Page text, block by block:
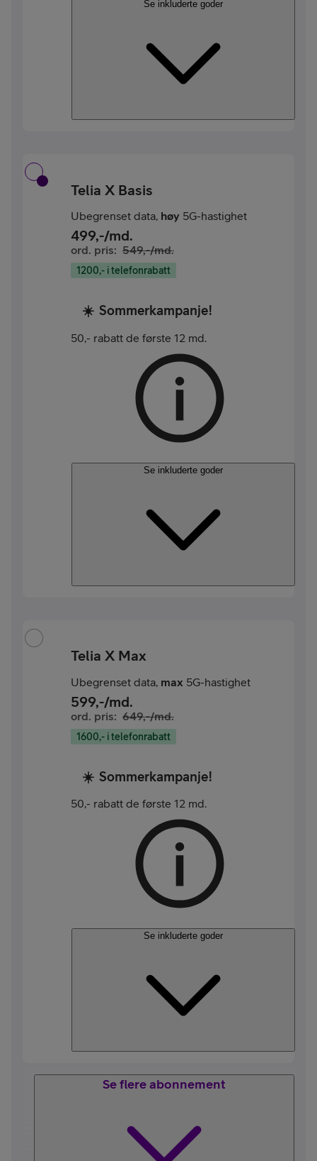
Se inkluderte goder
Telia X Basis
Ubegrenset data, høy 5G-hastighet
499,-/md.
ord. pris: 549,-/md.
1200,- i telefonrabatt
☀️ Sommerkampanje!
50,- rabatt de første 12 md.
Se inkluderte goder
Telia X Max
Ubegrenset data, max 5G-hastighet
599,-/md.
ord. pris: 649,-/md.
1600,- i telefonrabatt
☀️ Sommerkampanje!
50,- rabatt de første 12 md.
Se inkluderte goder
Se flere abonnement